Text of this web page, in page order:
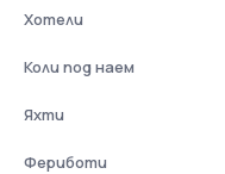
Хотели
Коли под наем
Яхти
Фериботи